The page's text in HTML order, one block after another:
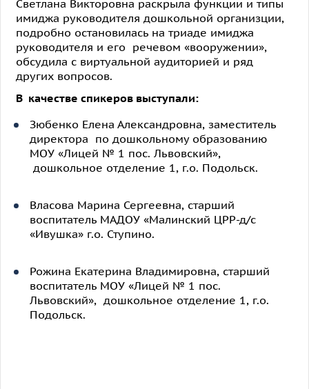
Светлана Викторовна раскрыла функции и типы
имиджа руководителя дошкольной организции,
подробно остановилась на триаде имиджа
руководителя и его речевом «вооружении»,
обсудила с виртуальной аудиторией и ряд
других вопросов.
В качестве спикеров выступали:
Зюбенко Елена Александровна, заместитель
директора по дошкольному образованию
МОУ «Лицей № 1 пос. Львовский»,
дошкольное отделение 1, г.о. Подольск.
Власова Марина Сергеевна, старший
воспитатель МАДОУ «Малинский ЦРР-д/с
«Ивушка» г.о. Ступино.
Рожина Екатерина Владимировна, старший
воспитатель МОУ «Лицей № 1 пос.
Львовский», дошкольное отделение 1, г.о.
Подольск.